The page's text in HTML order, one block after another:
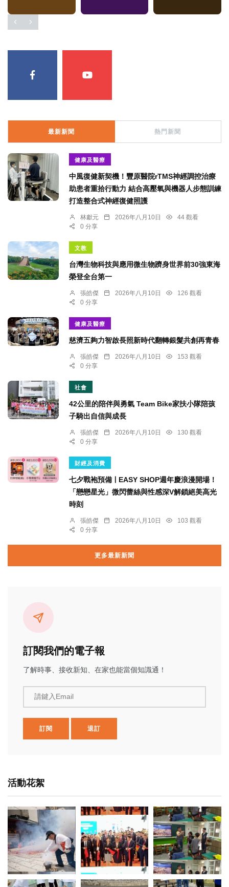
最新新聞 熱門新聞
健康及醫療
中風復健新契機！豐原醫院rTMS神經調控治療
助患者重拾行動力 結合高壓氧與機器人步態訓練
打造整合式神經復健照護
林獻元 2026年八月10日
44 觀看
0 分享
文教
台灣生物科技與應用微生物躋身世界前30強東海
榮登全台第一
張皓傑 2026年八月10日
126 觀看
0 分享
健康及醫療
慈濟五夠力智啟長照新時代翻轉銀髮共創再青春
張皓傑 2026年八月10日
153 觀看
0 分享
社會
42公里的陪伴與勇氣 Team Bike家扶小隊陪孩
子騎出自信與成長
張皓傑 2026年八月10日
130 觀看
0 分享
財經及消費
七夕戰袍預備ￜEASY SHOP週年慶浪漫開場！
「戀戀星光」微閃蕾絲與性感深V解鎖絕美高光
時刻
張皓傑 2026年八月10日
103 觀看
0 分享
更多最新新聞
訂閱我們的電子報
了解時事、接收新知、在家也能當個知識通！
請鍵入Email
訂閱 退訂
活動花絮